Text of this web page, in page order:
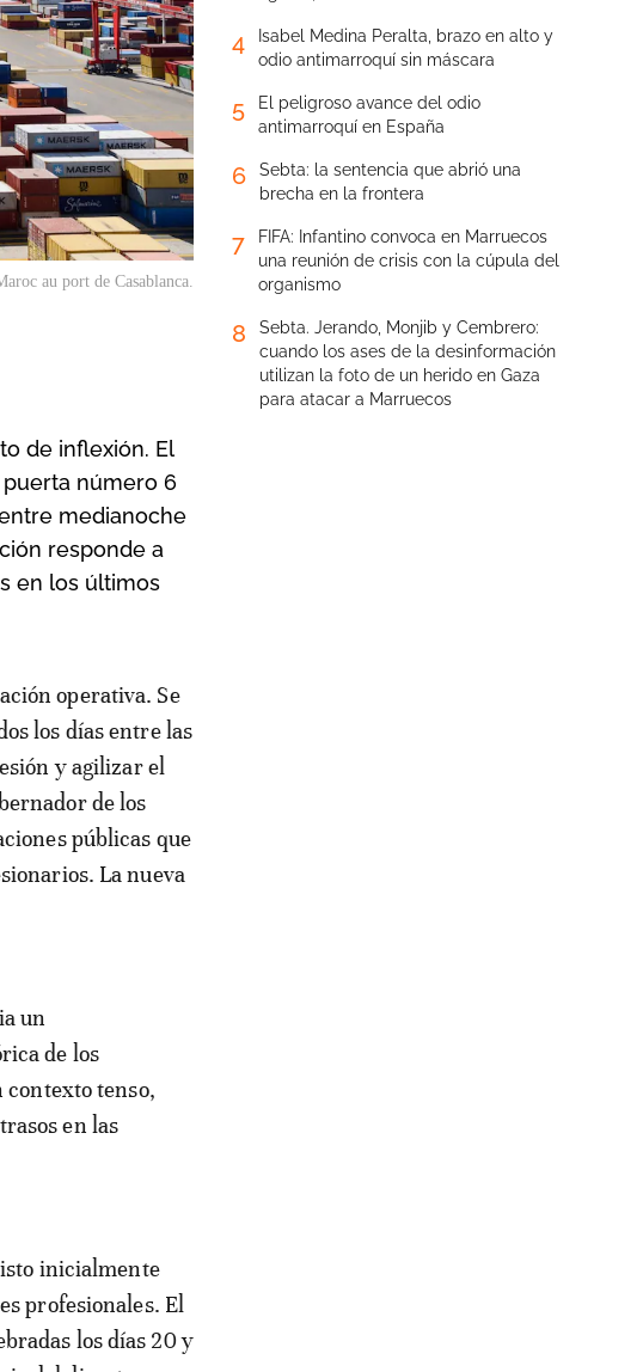
au port de Casablanca.
de inflexión. El
número 6
medianoche
responde a
en los últimos
los días entre las
y agilizar el
de los
públicas que
La nueva
un
de los
contexto tenso,
en las
inicialmente
profesionales. El
los días 20 y
4
Isabel Medina Peralta, brazo en alto y
odio antimarroquí sin máscara
5
El peligroso avance del odio
antimarroquí en España
6
Sebta: la sentencia que abrió una
brecha en la frontera
7
FIFA: Infantino convoca en Marruecos
una reunión de crisis con la cúpula del
organismo
8
Sebta. Jerando, Monjib y Cembrero:
cuando los ases de la desinformación
utilizan la foto de un herido en Gaza
para atacar a Marruecos